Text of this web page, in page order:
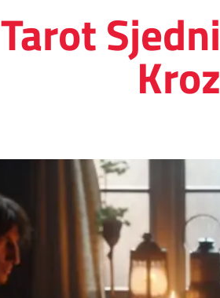
Tarot